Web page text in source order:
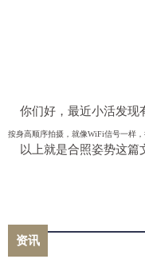
你们好，最近小活发现
按身高顺序拍摄，就像WiFi信号一样
以上就是合照姿势这篇
资讯